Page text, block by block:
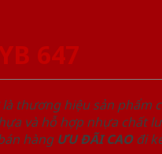
647
là thương hiệu sản phẩm
và hỗ hợp nhựa chất
hàng ƯU ĐÃI CAOđi